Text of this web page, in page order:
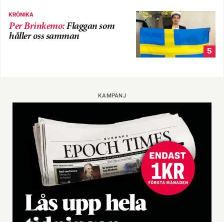
KRÖNIKA
Per Brinkemo:Flaggan som
håller oss samman
5
KAMPANJ